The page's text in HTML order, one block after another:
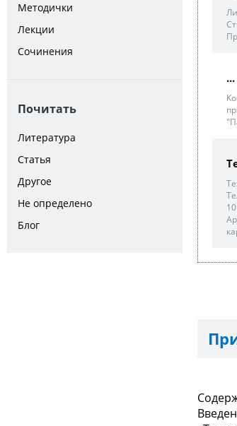
Методички
Лекции
Сочинения
Почитать
Литература
Статья
Другое
Не определено
Блог